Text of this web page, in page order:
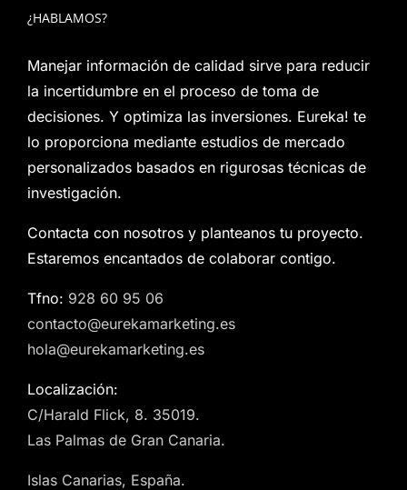
¿HABLAMOS?
Manejar información de calidad sirve para reducir
la incertidumbre en el proceso de toma de
decisiones. Y optimiza las inversiones. Eureka! te
lo proporciona mediante estudios de mercado
personalizados basados en rigurosas técnicas de
investigación.
Contacta con nosotros y planteanos tu proyecto.
Estaremos encantados de colaborar contigo.
Tfno: 928 60 95 06
contacto@eurekamarketing.es
hola@eurekamarketing.es
Localización:
C/Harald Flick, 8. 35019.
Las Palmas de Gran Canaria.
Islas Canarias, España.